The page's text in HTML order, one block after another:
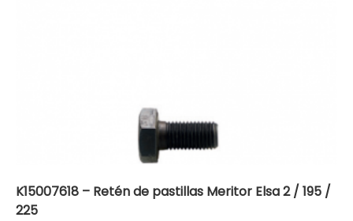
K15007618 – Retén de pastillas Meritor Elsa 2 / 195 /
225